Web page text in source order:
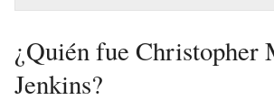
¿Quién fue Christopher
Jenkins?